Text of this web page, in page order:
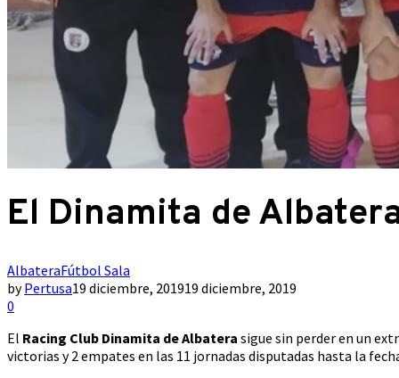
El Dinamita de
AlbateraFútbol Sala
byPertusa19 diciembre, 201919 diciembre, 2019
0
El Racing Club Dinamita de Albatera sigue sin perder en un
victorias y 2 empates en las 11 jornadas disputadas hasta la